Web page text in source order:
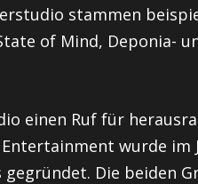
stammen
of Mind, Deponia-
einen Ruf für
wurde im
Die beiden